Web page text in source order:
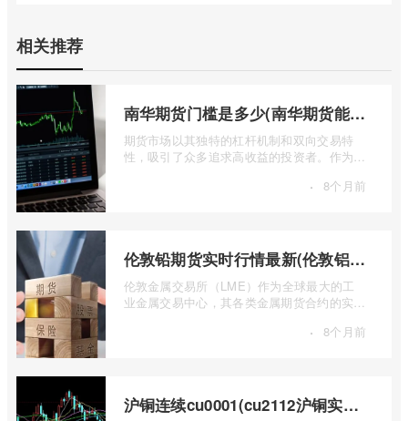
相关推荐
南华期货门槛是多少(南华期货能做国际期货吗)
期货市场以其独特的杠杆机制和双向交易特
性，吸引了众多追求高收益的投资者。作为中
· 8个月前
伦敦铅期货实时行情最新(伦敦铝锡期货实时行情)
伦敦金属交易所（LME）作为全球最大的工
业金属交易中心，其各类金属期货合约的实时
· 8个月前
沪铜连续cu0001(cu2112沪铜实时行情)